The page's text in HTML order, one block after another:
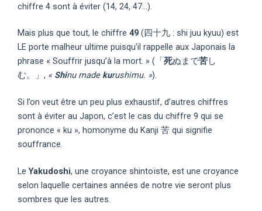
chiffre 4 sont à éviter (14, 24, 47…).
Mais plus que tout, le chiffre49 (四十九 : shi juu kyuu) est
LE porte malheur ultime puisqu’il rappelle aux Japonais la
phrase « Souffrir jusqu’à la mort. » (「死ぬまで苦し
む。」, « Shinu made kurushimu. »).
Si l’on veut être un peu plus exhaustif, d’autres chiffres
sont à éviter au Japon, c’est le cas du chiffre 9 qui se
prononce « ku », homonyme du Kanji 苦 qui signifie
souffrance.
LeYakudoshi, une croyance shintoïste, est une croyance
selon laquelle certaines années de notre vie seront plus
sombres que les autres.